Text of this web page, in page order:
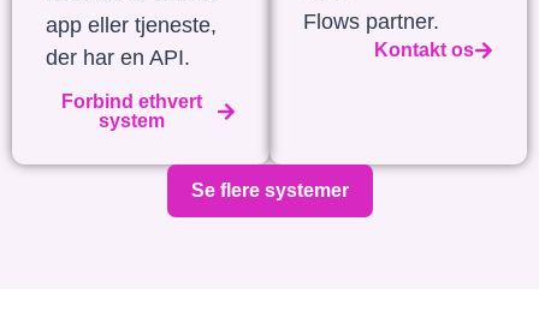
app eller tjeneste,
der har en API.
Forbind ethvert
system
Flows partner.
Kontakt os
Se flere systemer